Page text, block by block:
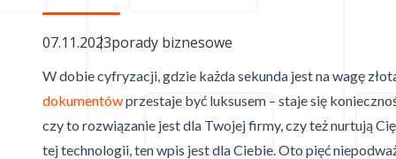
E-Podpis
Jednorazowy
Inne procesy
RODO
07.11.2023porady biznesowe
W dobie cyfryzacji, gdzie każda sekunda jest na wagę
dokumentówprzestaje być luksusem – staje się
czy to rozwiązanie jest dla Twojej firmy, czy też nurtują
tej technologii, ten wpis jest dla Ciebie. Oto pięć